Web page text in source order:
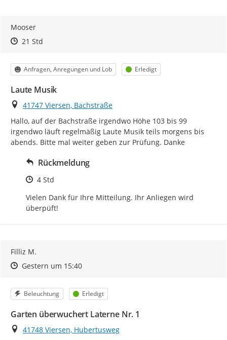
Mooser
Zeitpunkt des Erstellens
Zeitpunkt des Erstellens
21 StdZur Äußerung
Kategorie
Anfragen, Anregungen und Lob Status
Erledigt
Laute Musik
Ort
41747 Viersen, Bachstraße
Hallo, auf der Bachstraße irgendwo Höhe 103 bis 99
irgendwo läuft regelmäßig Laute Musik teils morgens bis
abends. Bitte mal weiter geben zur Prüfung. Danke
Rückmeldung
Zeitpunkt des Erstellens
4 Std
Vielen Dank für Ihre Mitteilung. Ihr Anliegen wird
überpüft!
Filliz M.
Zeitpunkt des Erstellens
Zeitpunkt des Erstellens
Gestern um 15:40Zur Äußerung
Kategorie
Beleuchtung Status
Erledigt
Garten überwuchert Laterne Nr. 1
Ort
41748 Viersen, Hubertusweg